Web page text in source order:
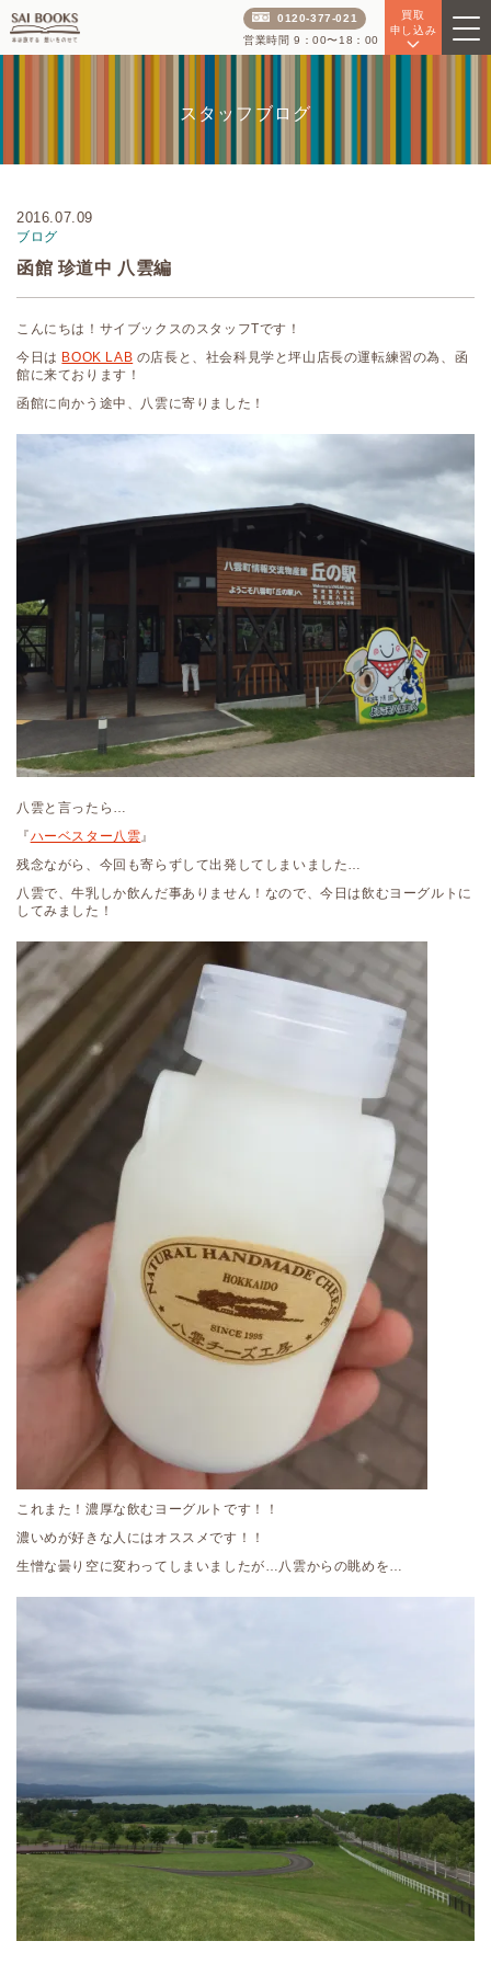
買取
申し込み
0120-377-021
営業時間 9：00〜18：00
スタッフブログ
2016.07.09
ブログ
函館 珍道中 八雲編
こんにちは！サイブックスのスタッフTです！
今日は BOOK LAB の店長と、社会科見学と坪山店長の運転練習の為、函
館に来ております！
函館に向かう途中、八雲に寄りました！
八雲と言ったら…
『ハーベスター八雲』
残念ながら、今回も寄らずして出発してしまいました…
八雲で、牛乳しか飲んだ事ありません！なので、今日は飲むヨーグルトに
してみました！
これまた！濃厚な飲むヨーグルトです！！
濃いめが好きな人にはオススメです！！
生憎な曇り空に変わってしまいましたが…八雲からの眺めを…